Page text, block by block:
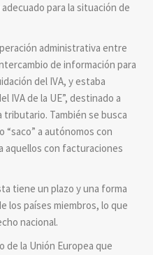
para la situación de
administrativa entre
de información para
del IVA, y estaba
IVA de la UE”, destinado a
También se busca
“saco” a autónomos con
aquellos con facturaciones
tiene un plazo y una forma
los países miembros, lo que
nacional.
de la Unión Europea que